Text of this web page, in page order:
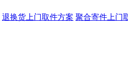
退换货上门取件方案 聚合寄件上门